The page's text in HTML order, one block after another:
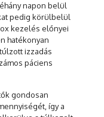
napon belül
pedig körülbelül
kezelés előnyei
hatékonyan
izzadás
páciens
gondosan
így a